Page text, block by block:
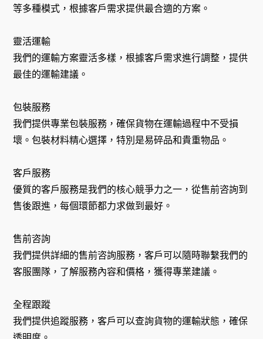
等多種模式，根據客戶需求提供最合適的方案。
靈活運輸
我們的運輸方案靈活多樣，根據客戶需求進行調整，提供
最佳的運輸建議。
包裝服務
我們提供專業包裝服務，確保貨物在運輸過程中不受損
壞。包裝材料精心選擇，特別是易碎品和貴重物品。
客戶服務
優質的客戶服務是我們的核心競爭力之一，從售前咨詢到
售後跟進，每個環節都力求做到最好。
售前咨詢
我們提供詳細的售前咨詢服務，客戶可以隨時聯繫我們的
客服團隊，了解服務內容和價格，獲得專業建議。
全程跟蹤
我們提供追蹤服務，客戶可以查詢貨物的運輸狀態，確保